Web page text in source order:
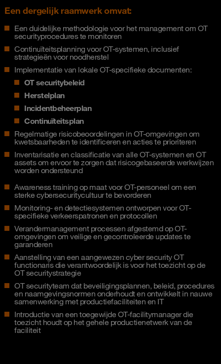
Een dergelijk raamwerk omvat:
Een duidelijke methodologie voor het management om OT
securityprocedures te monitoren
Continuïteitsplanning voor OT-systemen, inclusief
strategieën voor noodherstel
Implementatie van lokale OT-specifieke documenten:
OT securitybeleid
Herstelplan
Incidentbeheerplan
Continuïteitsplan
Regelmatige risicobeoordelingen in OT-omgevingen om
kwetsbaarheden te identificeren en acties te prioriteren
Inventarisatie en classificatie van alle OT-systemen en OT
assets om ervoor te zorgen dat risicogebaseerde werkwijzen
worden ondersteund
Awareness training op maat voor OT-personeel om een ​​
sterke cybersecuritycultuur te bevorderen
Monitoring- en detectiesystemen ontworpen voor OT-
specifieke verkeerspatronen en protocollen
Verandermanagement processen afgestemd op OT-
omgevingen om veilige en gecontroleerde updates te
garanderen
Aanstelling van een aangewezen cyber security OT
functionaris die verantwoordelijk is voor het toezicht op de
OT securitystrategie
OT securityteam dat beveiligingsplannen, beleid, procedures
en naamgevingsnormen onderhoudt en ontwikkelt in nauwe
samenwerking met productiefaciliteiten en IT
Introductie van een toegewijde OT-facilitymanager die
toezicht houdt op het gehele productienetwerk van de
faciliteit